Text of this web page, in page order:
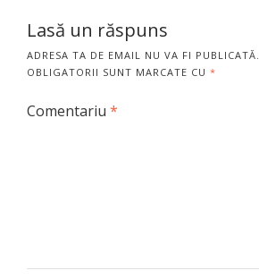
Lasă un răspuns
ADRESA TA DE EMAIL NU VA FI PUBLICATĂ.
OBLIGATORII SUNT MARCATE CU *
Comentariu *